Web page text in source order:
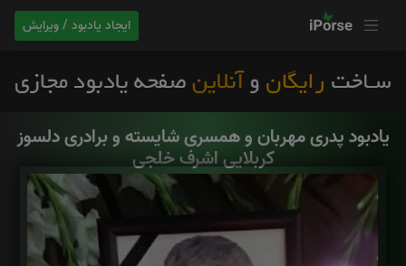
ایجاد یادبود / ویرایش
یادبود پدری مهربان و همسری شایسته و برادری دلسوز
کربلایی اشرف خلجی